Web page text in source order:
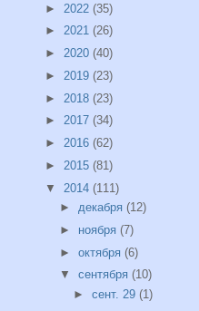
► 2022 (35)
► 2021 (26)
► 2020 (40)
► 2019 (23)
► 2018 (23)
► 2017 (34)
► 2016 (62)
► 2015 (81)
▼ 2014 (111)
► декабря (12)
► ноября (7)
► октября (6)
▼ сентября (10)
►сент. 29(1)